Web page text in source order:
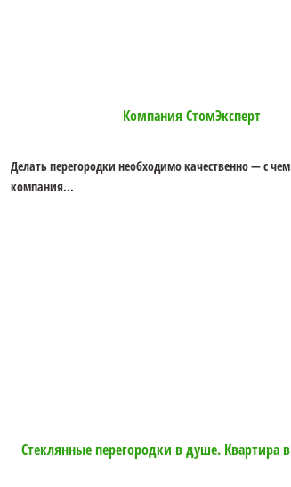
Компания СтомЭксперт
Делать перегородки необходимо качественно — с
компания...
Стеклянные перегородки в душе. Квартира